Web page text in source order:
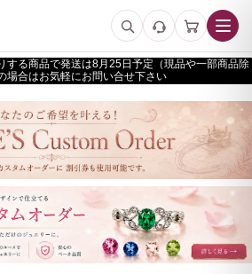
する商品で発送は
予定（現品や一部商品除
場合はお気軽にお問い合せ下さい